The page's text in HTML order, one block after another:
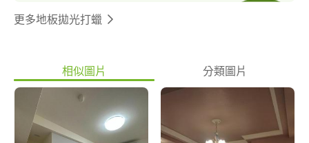
更多地板拋光打蠟
相似圖片 分類圖片